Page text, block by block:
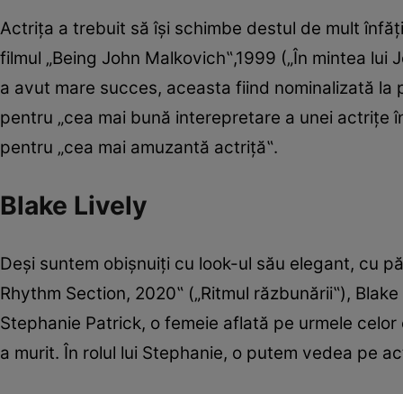
Actriţa a trebuit să îşi schimbe destul de mult
filmul „Being John Malkovich‟,1999 („În mintea
a avut mare succes, aceasta fiind nominalizată la
pentru „cea mai bună interepretare a unei actriţe
pentru „cea mai amuzantă actriţă‟.
Blake Lively
Deşi suntem obişnuiţi cu look-ul său elegant, cu
Rhythm Section, 2020‟ („Ritmul răzbunării‟),
Stephanie Patrick, o femeie aflată pe urmele
a murit. În rolul lui Stephanie, o putem vedea pe